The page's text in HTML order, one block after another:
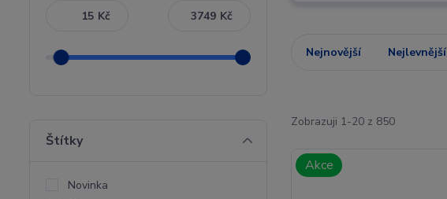
Nejnovější Nejlevnější
Zobrazuji 1-20 z 850
Akce
Kč Kč
Štítky
Novinka